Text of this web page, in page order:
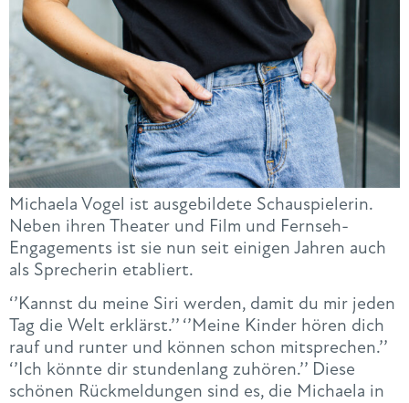
Michaela Vogel ist ausgebildete Schauspielerin.
Neben ihren Theater und Film und Fernseh-
Engagements ist sie nun seit einigen Jahren auch
als Sprecherin etabliert.
‘’Kannst du meine Siri werden, damit du mir jeden
Tag die Welt erklärst.’’ ‘’Meine Kinder hören dich
rauf und runter und können schon mitsprechen.’’
‘’Ich könnte dir stundenlang zuhören.’’ Diese
schönen Rückmeldungen sind es, die Michaela in